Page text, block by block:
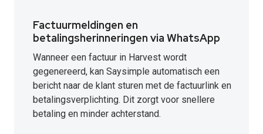
Factuurmeldingen en
betalingsherinneringen via WhatsApp
Wanneer een factuur in Harvest wordt
gegenereerd, kan Saysimple automatisch een
bericht naar de klant sturen met de factuurlink en
betalingsverplichting. Dit zorgt voor snellere
betaling en minder achterstand.